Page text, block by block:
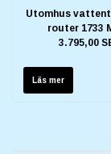
Utomhus
router 1733
3.795,00
Läs mer